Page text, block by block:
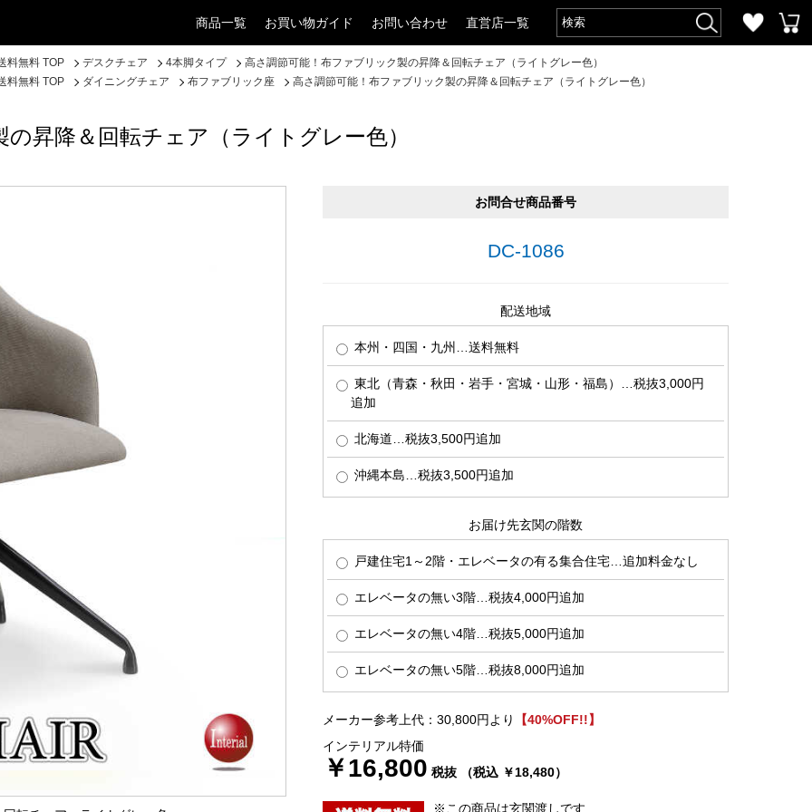
商品一覧 お買い物ガイド お問い合わせ 直営店一覧
料無料 TOP デスクチェア 4本脚タイプ
高さ調節可能！布ファブリック製の昇降＆回転チェア（ライトグレー色）
料無料 TOP
ダイニングチェア 布ファブリック座 高さ調節可能！布ファブリック製の昇降＆回転チェア（ライトグレー色）
昇降＆回転チェア（ライトグレー色）
お問合せ商品番号
DC-1086
配送地域
本州・四国・九州…送料無料
東北（青森・秋田・岩手・宮城・山形・福島）…税抜3,000円
追加
北海道…税抜3,500円追加
沖縄本島…税抜3,500円追加
お届け先玄関の階数
戸建住宅1～2階・エレベータの有る集合住宅…追加料金なし
エレベータの無い3階…税抜4,000円追加
エレベータの無い4階…税抜5,000円追加
エレベータの無い5階…税抜8,000円追加
メーカー参考上代：30,800円より
【40%OFF!!】
インテリアル特価
￥16,800 税抜 （税込 ￥18,480）
※この商品は玄関渡しです